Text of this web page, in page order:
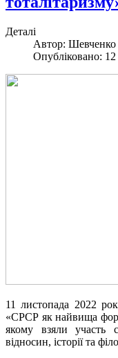
Деталі
Автор: Шевченко
Опубліковано:
11 листопада 2022
«СРСР як найвища
якому взяли участь
відносин, історії та